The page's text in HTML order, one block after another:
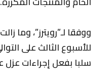
ووفقا لـ”رويترز”، وما
للأسبوع الثالث على
سلبا بفعل إجراءات عزل